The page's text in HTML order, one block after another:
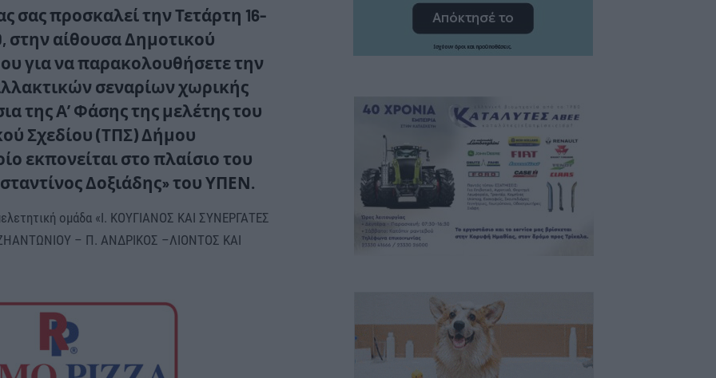
σας προσκαλεί την Τετάρτη 16-
στην αίθουσα Δημοτικού
για να παρακολουθήσετε την
σεναρίων χωρικής
της Α’ Φάσης της μελέτης του
Σχεδίου (ΤΠΣ) Δήμου
εκπονείται στο πλαίσιο του
Δοξιάδης» του ΥΠΕΝ.
ομάδα «Ι. ΚΟΥΓΙΑΝΟΣ ΚΑΙ ΣΥΝΕΡΓΑΤΕΣ
– Π. ΑΝΔΡΙΚΟΣ –ΛΙΟΝΤΟΣ ΚΑΙ